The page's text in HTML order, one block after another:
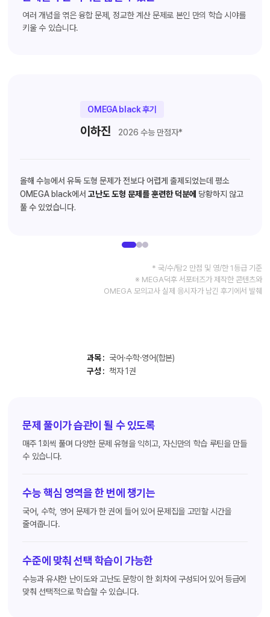
여러 개념을 엮은 융합 문제, 정교한 계산 문제로 본인 만의 학습 시야를
키울 수 있습니다.
OMEGA black 후기
이하진 2026 수능 만점자*
올해 수능에서 유독 도형 문제가 전보다 어렵게 출제되었는데 평소
OMEGA black에서고난도 도형 문제를 훈련한 덕분에 당황하지 않고
풀 수 있었습니다.
* 국/수/탐2 만점 및 영/한 1등급 기준
※ MEGA덕후 서포터즈가 제작한 콘텐츠와
OMEGA 모의고사 실제 응시자가 남긴 후기에서 발췌
과목 : 국어·수학·영어(합본)
구성 : 책자 1권
문제 풀이가 습관이 될 수 있도록
매주 1회씩 풀며 다양한 문제 유형을 익히고, 자신만의 학습 루틴을 만들
수 있습니다.
수능 핵심 영역을 한 번에 챙기는
국어, 수학, 영어 문제가 한 권에 들어 있어 문제집을 고민할 시간을
줄여줍니다.
수준에 맞춰 선택 학습이 가능한
수능과 유사한 난이도와 고난도 문항이 한 회차에 구성되어 있어 등급에
맞춰 선택적으로 학습할 수 있습니다.